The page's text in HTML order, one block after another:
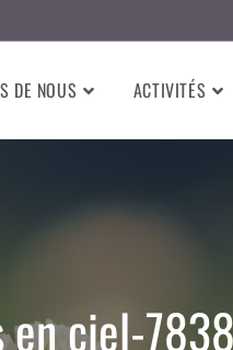
DE NOUS ACTIVITÉS
en ciel-7838